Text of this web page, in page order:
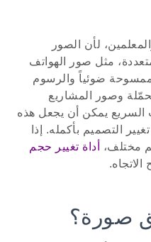
لأن الصور
مثل صور الهواتف
ضوئياً والرسوم
وصور المشاريع
السريع يمكن أن يجعل هذه
التصميم بأكمله. إذا
مختلف،
أداة تغيير حجم
صورة؟